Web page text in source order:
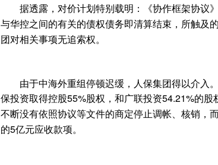
据透露，对价计划特别载明：《协作框架协议
与华控之间的有关的债权债务即清算结束，所触及
团对相关事项无追索权。
由于中海外重组停顿迟缓，人保集团得以介入
保投资取得控股55%股权，和广联投资54.21%的
不断没有依照协议等文件的商定停止调帐、核销，
的5亿元应收款项。